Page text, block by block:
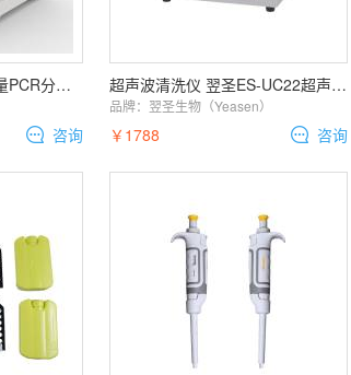
Celemetor实时荧光定量PCR分析系统
咨询
超声波清洗仪 翌圣ES-UC22超声波清洗仪
品牌： 翌圣生物（Yeasen）
￥1788 咨询